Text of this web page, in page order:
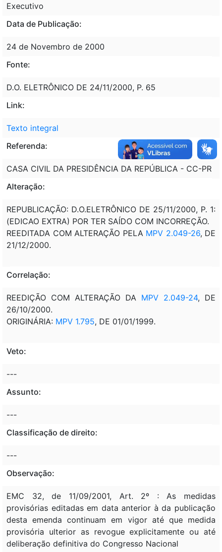
Executivo
Data de Publicação:
24 de Novembro de 2000
Fonte:
D.O. ELETRÔNICO DE 24/11/2000, P. 65
Link:
Texto integral
Referenda:
CASA CIVIL DA PRESIDÊNCIA DA REPÚBLICA - CC-PR
Alteração:
REPUBLICAÇÃO: D.O.ELETRÔNICO DE 25/11/2000, P. 1:
(EDICAO EXTRA) POR TER SAÍDO COM INCORREÇÃO.
REEDITADA COM ALTERAÇÃO PELA MPV 2.049-26, DE
21/12/2000.
Correlação:
REEDIÇÃO COM ALTERAÇÃO DA MPV 2.049-24, DE
26/10/2000.
ORIGINÁRIA: MPV 1.795, DE 01/01/1999.
Veto:
---
Assunto:
---
Classificação de direito:
---
Observação:
EMC 32, de 11/09/2001, Art. 2º : As medidas
provisórias editadas em data anterior à da publicação
desta emenda continuam em vigor até que medida
provisória ulterior as revogue explicitamente ou até
deliberação definitiva do Congresso Nacional